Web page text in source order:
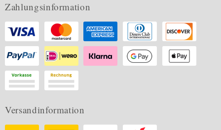
Zahlungsinformation
Versandinformation